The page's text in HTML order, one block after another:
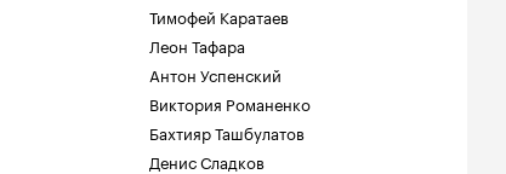
Тимофей Каратаев
Леон Тафара
Антон Успенский
Виктория Романенко
Бахтияр Ташбулатов
Денис Сладков